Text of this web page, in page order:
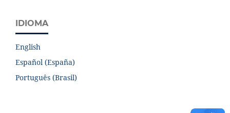
IDIOMA
English
Español (España)
Português (Brasil)